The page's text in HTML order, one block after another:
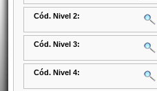
Cód. Nivel 2:
Cód. Nivel 3:
Cód. Nivel 4: